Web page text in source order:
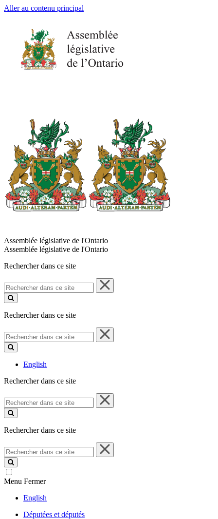
Aller au contenu principal
Assemblée législative de l'Ontario
Assemblée législative de l'Ontario
Rechercher dans ce site
Rechercher
dans
ce
Rechercher dans ce site
Rechercher
dans
ce
English
Rechercher dans ce site
Rechercher
dans
ce
Rechercher dans ce site
Rechercher
dans
ce
site
Menu Fermer
English
Députées et députés